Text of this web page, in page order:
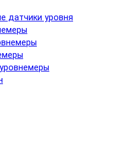
датчики уровня